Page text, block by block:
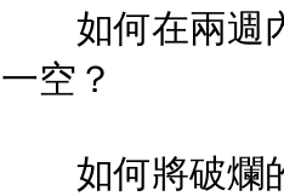
如何在兩週內
一空？
如何將破爛的